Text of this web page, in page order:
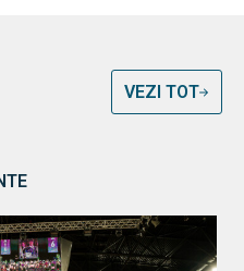
VEZI TOT